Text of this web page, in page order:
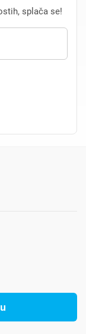
splača se!